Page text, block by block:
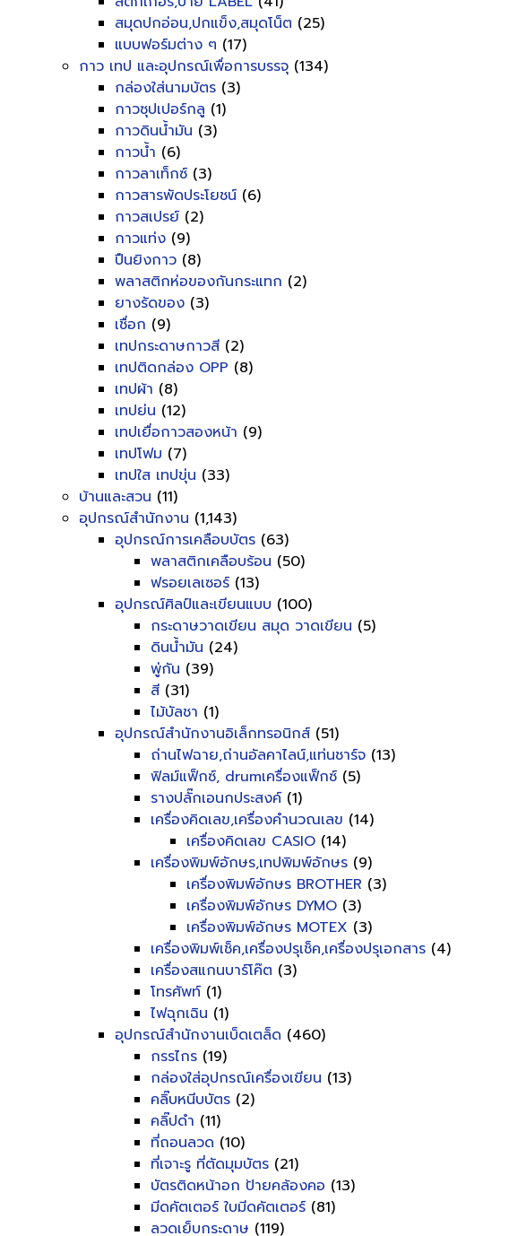
สมุดปกอ่อน,ปกแข็ง,สมุดโน็ต (25)
แบบฟอร์มต่าง ๆ (17)
กาว เทป และอุปกรณ์เพื่อการบรรจุ (134)
กล่องใส่นามบัตร (3)
กาวซุปเปอร์กลู (1)
กาวดินน้ำมัน (3)
กาวน้ำ (6)
กาวลาเท็กซ์ (3)
กาวสารพัดประโยชน์ (6)
กาวสเปรย์ (2)
กาวแท่ง (9)
ปืนยิงกาว (8)
พลาสติกห่อของกันกระแทก (2)
ยางรัดของ (3)
เชื่อก (9)
เทปกระดาษกาวสี (2)
เทปติดกล่อง OPP (8)
เทปผ้า (8)
เทปย่น (12)
เทปเยื่อกาวสองหน้า (9)
เทปโฟม (7)
เทปใส เทปขุ่น (33)
บ้านและสวน (11)
อุปกรณ์สำนักงาน (1,143)
อุปกรณ์การเคลือบบัตร (63)
พลาสติกเคลือบร้อน (50)
ฟรอยเลเซอร์ (13)
อุปกรณ์ศิลป์และเขียนแบบ (100)
กระดาษวาดเขียน สมุด วาดเขียน (5)
ดินน้ำมัน (24)
พู่กัน (39)
สี (31)
ไม้บัลชา (1)
อุปกรณ์สำนักงานอิเล็กทรอนิกส์ (51)
ถ่านไฟฉาย,ถ่านอัลคาไลน์,แท่นชาร์จ (13)
ฟิลม์แฟ็กซ์, drumเครื่องแฟ็กซ์ (5)
รางปลั๊กเอนกประสงค์ (1)
เครื่องคิดเลข,เครื่องคำนวณเลข (14)
เครื่องคิดเลข CASIO (14)
เครื่องพิมพ์อักษร,เทปพิมพ์อักษร (9)
เครื่องพิมพ์อักษร BROTHER (3)
เครื่องพิมพ์อักษร DYMO (3)
เครื่องพิมพ์อักษร MOTEX (3)
เครื่องพิมพ์เช็ค,เครื่องปรุเช็ค,เครื่องปรุเอกสาร (4)
เครื่องสแกนบาร์โค๊ต (3)
โทรศัพท์ (1)
ไฟฉุกเฉิน (1)
อุปกรณ์สำนักงานเบ็ดเตล็ด (460)
กรรไกร (19)
กล่องใส่อุปกรณ์เครื่องเขียน (13)
คลิ๊บหนีบบัตร (2)
คลิ๊ปดำ (11)
ที่ถอนลวด (10)
ที่เจาะรู ที่ตัดมุมบัตร (21)
บัตรติดหน้าอก ป้ายคล้องคอ (13)
มีดคัตเตอร์ ใบมีดคัตเตอร์ (81)
ลวดเย็บกระดาษ (119)